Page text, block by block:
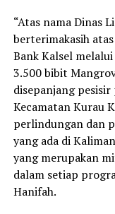
“Atas nama Dinas
berterimakasih
Bank Kalsel
3.500 bibit
disepanjang pesisir
Kecamatan Kurau
perlindungan dan
yang ada di
yang merupakan
dalam setiap
Hanifah.